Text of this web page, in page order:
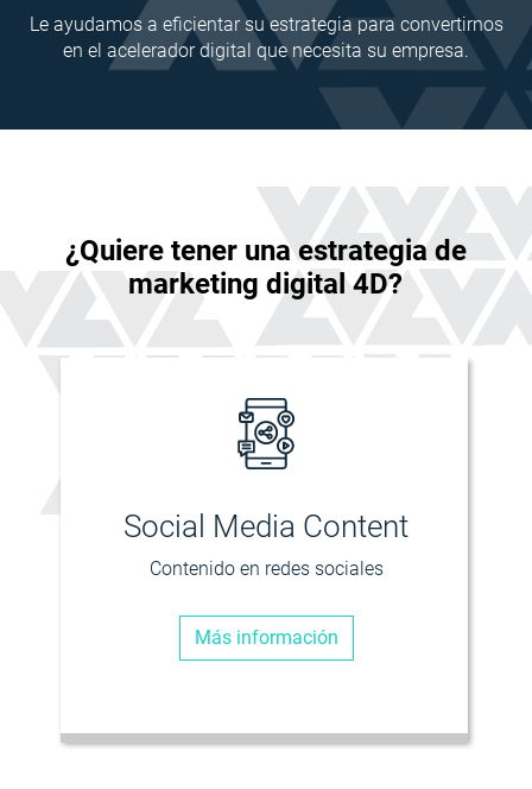
Le ayudamos a eficientar su estrategia para convertirnos
en el acelerador digital que necesita su empresa.
¿Quiere tener una estrategia de
marketing digital 4D?
Social Media Content
Contenido en redes sociales
Más información